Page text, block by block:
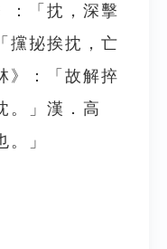
：「抌，深擊
攩㧙挨抌，亡
》：「故解捽
。」漢．高
」